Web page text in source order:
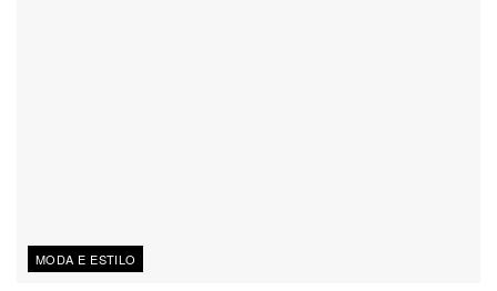
MODA E ESTILO